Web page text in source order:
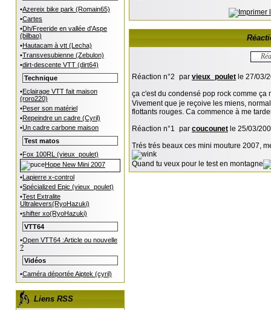
•Azereix bike park (Romain65)
•Cartes
•Dh/Freeride en vallée d'Aspe
(bilbao)
•Hautacam à vtt (Lecha)
•Transvesubienne (Zebulon)
•dirt-descente VTT (dirt64)
Technique
•Eclairage VTT fait maison
(roro220)
•Peser son matériel
•Repeindre un cadre (Cyril)
•Un cadre carbone maison
Test matos
•Fox 100RL (vieux_poulet)
Hope New Mini 2007
•Lapierre x-control
•Spécialized Epic (vieux_poulet)
•Test Extralite
Ultralevers(RyoHazuki)
•shifter xo(RyoHazuki)
VTT64
•Open VTT64 :Article ou nouvelle
?
Vidéos
•Caméra déportée Aiptek (cyril)
Liens RSS
Réaction n°2 par vieux_poulet le 27/03/
ça c'est du condensé pop rock comme ça
Vivement que je reçoive les miens,
flottants rouges. Ca commence à me
Réaction n°1 par coucounet le 25/03/
Trés trés beaux ces mini mouture 2007,
Quand tu veux pour le test en montagne